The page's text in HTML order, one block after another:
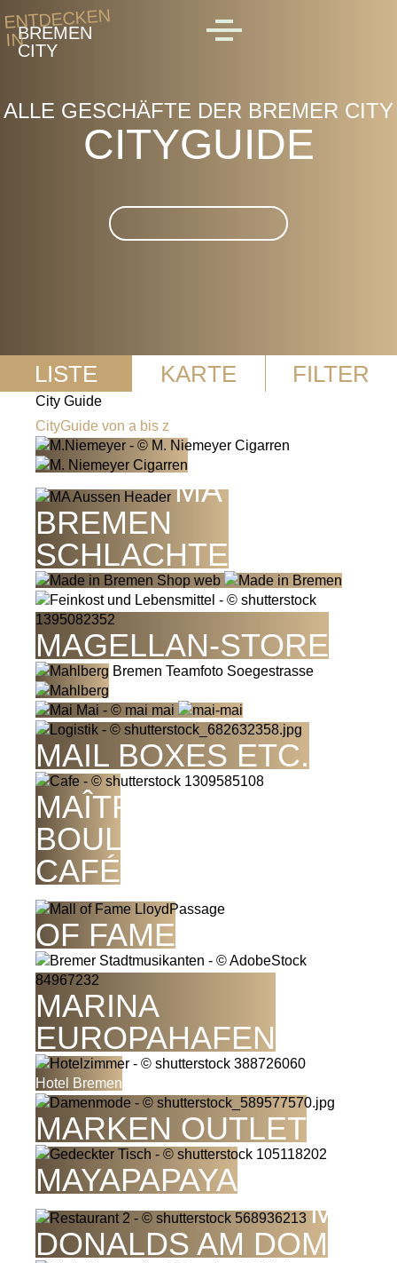
Skip to main content
ENTDECKEN
INBREMEN
CITY
MENU
ALLE GESCHÄFTE DER BREMER CITY
CITYGUIDE
Suche im CityGuide
LISTE KARTE FILTER
City Guide
CityGuide von a bis z
MA
BREMEN
SCHLACHTE
MAGELLAN-STORE
MAIL BOXES ETC.
MAÎTRE STEFAN -
BOULANGERIE &
CAFÉ
OF FAME
MARINA
EUROPAHAFEN
Hotel Bremen
MARKEN OUTLET
MAYAPAPAYA
MC
DONALDS AM DOM